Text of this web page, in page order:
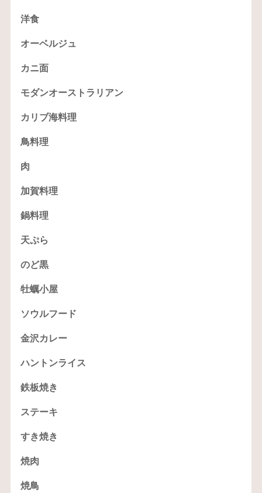
洋食
オーベルジュ
カニ面
モダンオーストラリアン
カリブ海料理
鳥料理
肉
加賀料理
鍋料理
天ぷら
のど黒
牡蠣小屋
ソウルフード
金沢カレー
ハントンライス
鉄板焼き
ステーキ
すき焼き
焼肉
焼鳥